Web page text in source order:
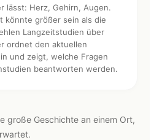
lässt: Herz, Gehirn, Augen.
könnte größer sein als die
Langzeitstudien über
ordnet den aktuellen
und zeigt, welche Fragen
beantworten werden.
große Geschichte an einem Ort,